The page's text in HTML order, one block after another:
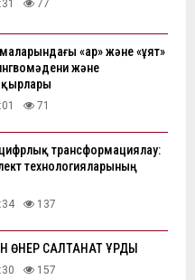
77
«ар» және «ұят»
және
71
цифрлық трансформациялау:
технологияларының
137
ӨНЕР САЛТАНАТ ҚҰРДЫ
157